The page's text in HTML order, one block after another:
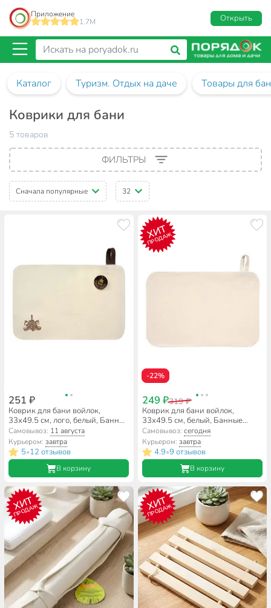
Приложение
1.7M
Открыть
Каталог Туризм. Отдых на даче Товары для
Коврики для бани
5 товаров
ФИЛЬТРЫ
Сначала популярные 32
251 ₽
Коврик для бани войлок,
33х49.5 см, лого, белый, Банные
штучки, 41416
Самовывоз: 11 августа
Курьером:завтра
5•12 отзывов
В корзину
ХИТ
ПРОДАЖ
-22%
249 ₽319 ₽
Коврик для бани войлок,
33х49.5 см, белый, Банные
штучки, 41002
Самовывоз: сегодня
Курьером: завтра
4.9•9 отзывов
В корзину
ХИТ
ПРОДАЖ ХИТ
ПРОДАЖ